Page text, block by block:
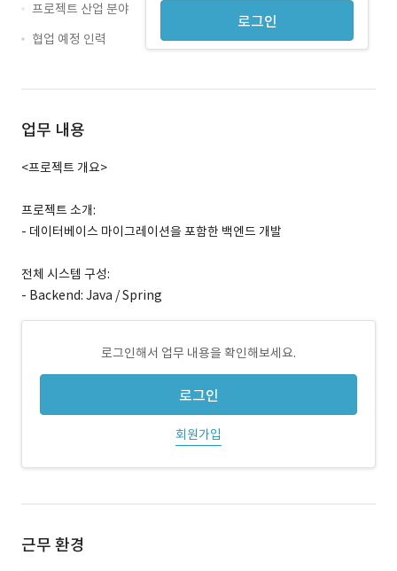
로그인
프로젝트 산업 분야
협업 예정 인력
업무 내용
<프로젝트 개요>
프로젝트 소개:
- 데이터베이스 마이그레이션을 포함한 백엔드 개발
전체 시스템 구성:
- Backend: Java / Spring
로그인해서 업무 내용을 확인해보세요.
로그인
회원가입
근무 환경